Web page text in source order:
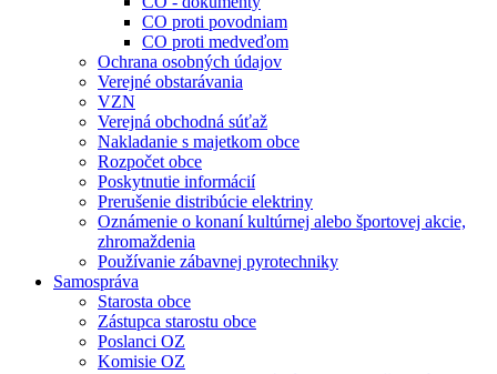
CO proti povodniam
CO proti medveďom
Ochrana osobných údajov
Verejné obstarávania
VZN
Verejná obchodná súťaž
Nakladanie s majetkom obce
Rozpočet obce
Poskytnutie informácií
Prerušenie distribúcie elektriny
Oznámenie o konaní kultúrnej alebo športovej akcie,
zhromaždenia
Používanie zábavnej pyrotechniky
Samospráva
Starosta obce
Zástupca starostu obce
Poslanci OZ
Komisie OZ